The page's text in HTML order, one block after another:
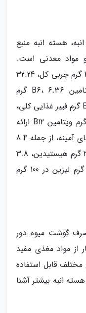
هسته انبه منبع
مواد معدنی است.
مصرف 100 گرم هسته انبه می تواند 13 گرم چربی کل، 32.24
گرم کربوهیدرات، 0.19 میلی گرم ویتامین B6، 6.36 گرم
پروتئین، 1.3 میلی گرم ویتامین E، 2.02 گرم فیبر غذایی کلی،
22.34 میلی گرم منیزیم و 0.12 میکروگرم ویتامین B12 ارائه
کند. افزون بر این، بسکمک از اسید های آمینه، از جمله 8.4
گرم لوسین، 3.23 گرم ایزولوسین، 2.31 گرم هیستیدین، 3.8
گرم والین، 2.04 گرم ترئونین و 3.13 گرم لیزین در 100 گرم
گوشت میوه دور
از مواد مغذی مفید
قابل استفاده
انبه بیشتر آشنا